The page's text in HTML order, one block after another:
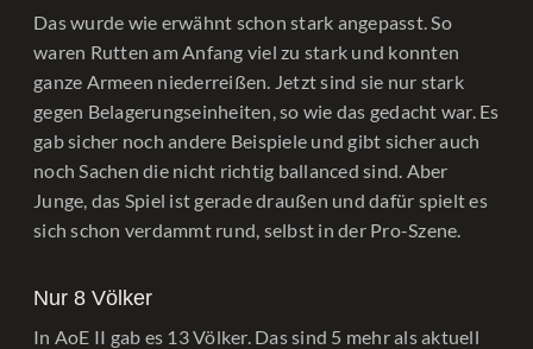
Das wurde wie erwähnt schon stark angepasst. So
waren Rutten am Anfang viel zu stark und konnten
ganze Armeen niederreißen. Jetzt sind sie nur stark
gegen Belagerungseinheiten, so wie das gedacht war. Es
gab sicher noch andere Beispiele und gibt sicher auch
noch Sachen die nicht richtig ballanced sind. Aber
Junge, das Spiel ist gerade draußen und dafür spielt es
sich schon verdammt rund, selbst in der Pro-Szene.
Nur 8 Völker
In AoE II gab es 13 Völker. Das sind 5 mehr als aktuell